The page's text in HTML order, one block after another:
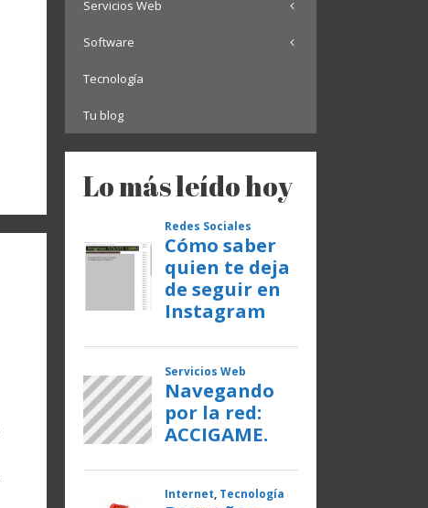
Servicios Web
Software
Tecnología
Tu blog
Lo más leído hoy